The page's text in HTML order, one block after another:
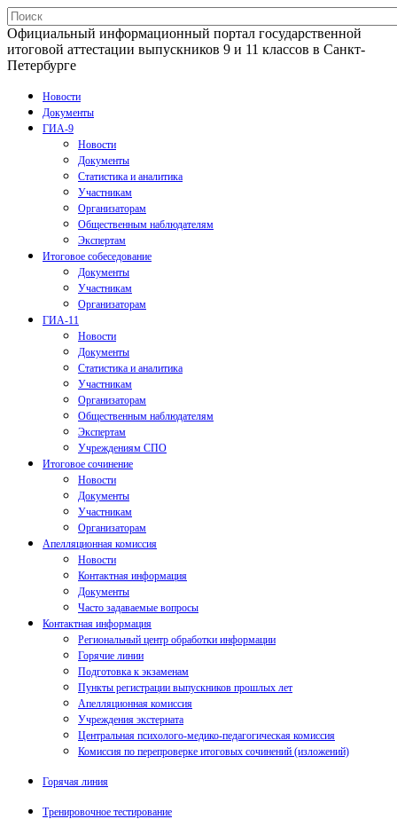
Официальный информационный портал государственной
итоговой аттестации выпускников 9 и 11 классов в Санкт-
Петербурге
Новости
Документы
ГИА-9
Новости
Документы
Статистика и аналитика
Участникам
Организаторам
Общественным наблюдателям
Экспертам
Итоговое собеседование
Документы
Участникам
Организаторам
ГИА-11
Новости
Документы
Статистика и аналитика
Участникам
Организаторам
Общественным наблюдателям
Экспертам
Учреждениям СПО
Итоговое сочинение
Новости
Документы
Участникам
Организаторам
Апелляционная комиссия
Новости
Контактная информация
Документы
Часто задаваемые вопросы
Контактная информация
Региональный центр обработки информации
Горячие линии
Подготовка к экзаменам
Пункты регистрации выпускников прошлых лет
Апелляционная комиссия
Учреждения экстерната
Центральная психолого-медико-педагогическая комиссия
Комиссия по перепроверке итоговых сочинений (изложений)
Горячая линия
Тренировочное тестирование